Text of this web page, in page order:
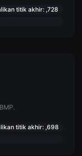
titik akhir: ,728
titik akhir: ,698